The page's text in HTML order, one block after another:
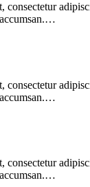
consectetur
consectetur
consectetur